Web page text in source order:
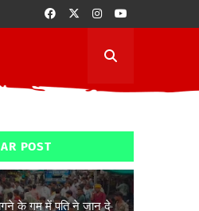
POST
के गम में पति ने जान दे